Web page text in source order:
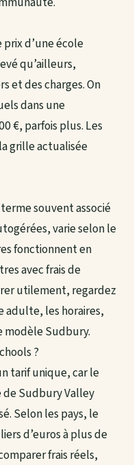
prix d’une école
qu’ailleurs,
et des charges. On
dans une
€, parfois plus. Les
grille actualisée
souvent associé
varie selon le
fonctionnent en
avec frais de
utilement, regardez
adulte, les horaires,
modèle Sudbury.
?
tarif unique, car le
de Sudbury Valley
Selon les pays, le
d’euros à plus de
frais réels,